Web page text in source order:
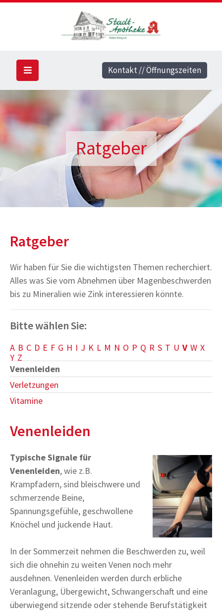
Ratgeber
Ratgeber
Wir haben für Sie die wichtigsten Themen recherchiert.
Alles was Sie vom Abnehmen über Magenbeschwerden
bis zu Mineralien wie Zink interessieren könnte.
Bitte wählen Sie:
A B C D E F G H I J K L M N O P Q R S T U V W X
Y Z
Venenleiden
Verletzungen
Vitamine
Venenleiden
Typische Signale für
Venenleiden, wie z.B.
Krampfadern, sind bleischwere und
schmerzende Beine,
Spannungsgefühle, geschwollene
Knöchel und juckende Haut.
In der Sommerzeit nehmen die Beschwerden zu, weil
sich die ohnehin zu weiten Venen noch mehr
ausdehnen. Venenleiden werden durch erbliche
Veranlagung, Übergewicht, Schwangerschaft und eine
überwiegend sitzende oder stehende Berufstätigkeit
Kontakt // Öffnungszeiten